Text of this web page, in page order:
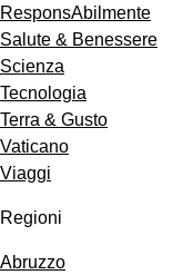
ResponsAbilmente
Salute & Benessere
Scienza
Tecnologia
Terra & Gusto
Vaticano
Viaggi
Regioni
Abruzzo